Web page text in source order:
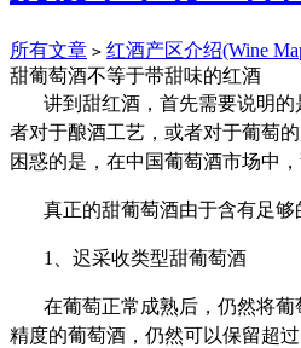
所有文章 > 红酒产区介绍(Wine
甜葡萄酒不等于带甜味的红酒
讲到甜红酒，首先需要说明
者对于酿酒工艺，或者对于葡萄
困惑的是，在中国葡萄酒市场中
真正的甜葡萄酒由于含有足
1、迟采收类型甜葡萄酒
在葡萄正常成熟后，仍然将
精度的葡萄酒，仍然可以保留超过